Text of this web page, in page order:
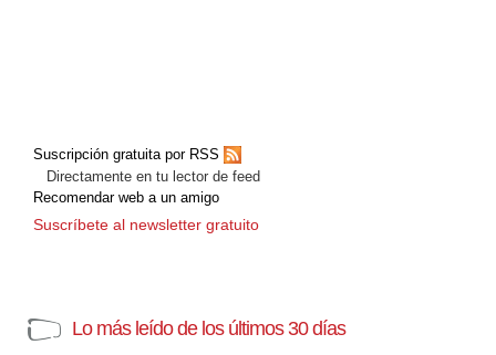
Suscripción gratuita por RSS
Directamente en tu lector de feed
Recomendar web a un amigo
Suscríbete al newsletter gratuito
Lo más leído de los últimos 30 días